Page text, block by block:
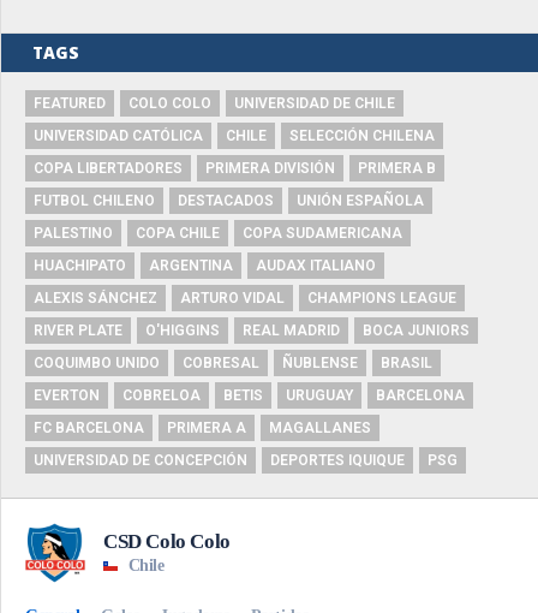
TAGS
FEATURED COLO COLO
UNIVERSIDAD DE CHILE
UNIVERSIDAD CATÓLICA
CHILE
SELECCIÓN CHILENA
COPA LIBERTADORES
PRIMERA DIVISIÓN
PRIMERA B
FUTBOL CHILENO
DESTACADOS
UNIÓN ESPAÑOLA
PALESTINO
COPA CHILE
COPA SUDAMERICANA
HUACHIPATO
ARGENTINA
AUDAX ITALIANO
ALEXIS SÁNCHEZ
ARTURO VIDAL
CHAMPIONS LEAGUE
RIVER PLATE
O'HIGGINS REAL MADRID
BOCA JUNIORS
COQUIMBO UNIDO
COBRESAL ÑUBLENSE
BRASIL
EVERTON
COBRELOA BETIS URUGUAY
BARCELONA
FC BARCELONA
PRIMERA A
MAGALLANES
UNIVERSIDAD DE CONCEPCIÓN
DEPORTES IQUIQUE PSG